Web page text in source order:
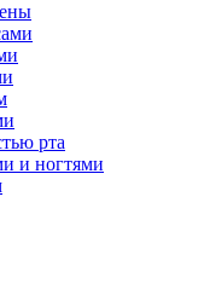
рта
и ногтями